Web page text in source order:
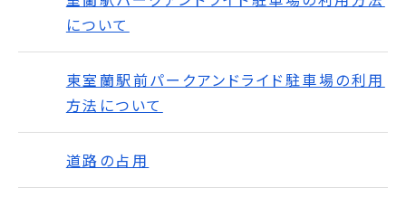
について
東室蘭駅前パークアンドライド駐車場の利用
方法について
道路の占用